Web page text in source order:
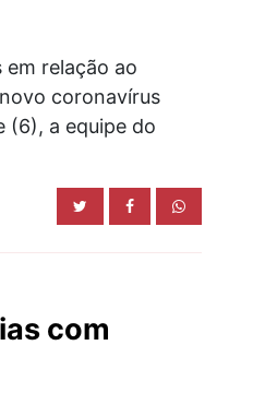
relação ao
coronavírus
(6), a equipe do
com